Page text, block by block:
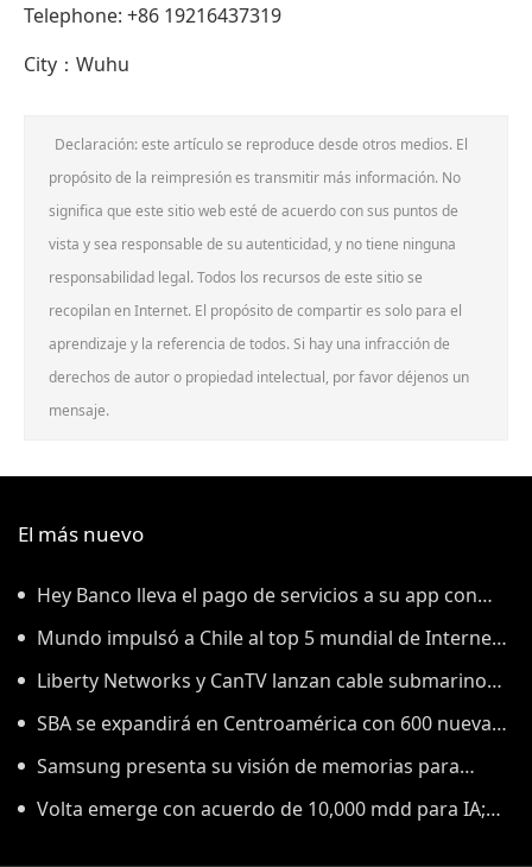
Telephone: +86 19216437319
City：Wuhu
Declaración: este artículo se reproduce desde otros medios. El
propósito de la reimpresión es transmitir más información. No
significa que este sitio web esté de acuerdo con sus puntos de
vista y sea responsable de su autenticidad, y no tiene ninguna
responsabilidad legal. Todos los recursos de este sitio se
recopilan en Internet. El propósito de compartir es solo para el
aprendizaje y la referencia de todos. Si hay una infracción de
derechos de autor o propiedad intelectual, por favor déjenos un
mensaje.
El más nuevo
Hey Banco lleva el pago de servicios a su app con
tecnología de tapi
Mundo impulsó a Chile al top 5 mundial de Internet
fijo: Ookla
Liberty Networks y CanTV lanzan cable submarino
entre Venezuela y Curazao
SBA se expandirá en Centroamérica con 600 nuevas
torres
Samsung presenta su visión de memorias para
Inteligencia Artificial
Volta emerge con acuerdo de 10,000 mdd para IA;